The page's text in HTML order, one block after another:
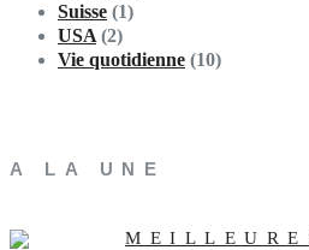
Suisse (1)
USA (2)
Vie quotidienne (10)
A LA UNE